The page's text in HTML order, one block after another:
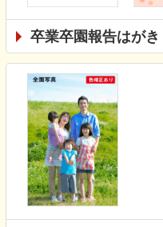
卒業卒園報告はがき